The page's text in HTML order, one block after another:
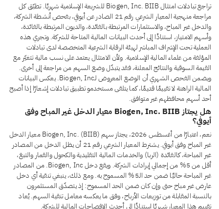
تراجع تبادلات امتثال Biogen, Inc. BIIB للشريعة الإسلامية شهريًا. تطبّق كل
مراجعة منهجية المعيار الشرعي رقم 21 الصادر عن أيوفي، بفحص أنشطة الشركة،
والدخل غير المباح، والاستثمارات المرتبطة بالفائدة، والديون المرتبطة بالفائدة،
وأسهم الامتياز، استنادًا إلى أحدث البيانات المالية المتاحة للشركة. وتجري هذه
العملية تحت الإشراف المباشر لهيئة الرقابة الشرعية المتخصصة لدى تبادلات
المؤلفة من علماء المالية الإسلامية. ولأن الامتثال يعتمد على نسب مالية تتغيّر مع
القيمة السوقية والنتائج المعلنة، فقد يتبدّل وضع السهم من مراجعة إلى أخرى.
ويضمن الفحص الشهري أن الوضع المعروض لـBiogen, Inc. يعكس البيانات
المالية الراهنة لا تقييمًا قديمًا، كما يتلقى مستخدمو تطبيق تبادلات إشعارًا إذا أصبح
أحد أسهم محافظهم غير متوافق.
هل يجتاز Biogen, Inc. BIIB معيار الدخل غير المباح وفق
أيوفي؟
نعم، اعتبارًا من أغسطس 2026، يجتاز سهم Biogen, Inc. (BIIB) معيار الدخل
غير المباح وفق أيوفي. يشترط المعيار الشرعي رقم 21 أن يظل الدخل من المصادر
غير المباحة، كالفائدة (الربا) والخدمات المالية التقليدية والكحول والقمار والتبغ،
أقل من 5% من إجمالي إيرادات الشركة. ويقع دخل Biogen, Inc. من المصادر
غير المباحة حاليًا ضمن حد الـ5% المسموح به. ومع ذلك، ينبغي تنقية أي دخل
عارض غير مباح حتى وإن كان ضمن الحد المسموح: إذ يتصدّق المستثمرون
بالنسبة المقابلة من توزيعات الأرباح، وفق ما يعكسه معامل تنقية السهم. يُعاد
تقييم هذا المعيار شهريًا استنادًا إلى أحدث الإفصاحات المالية للشركة.